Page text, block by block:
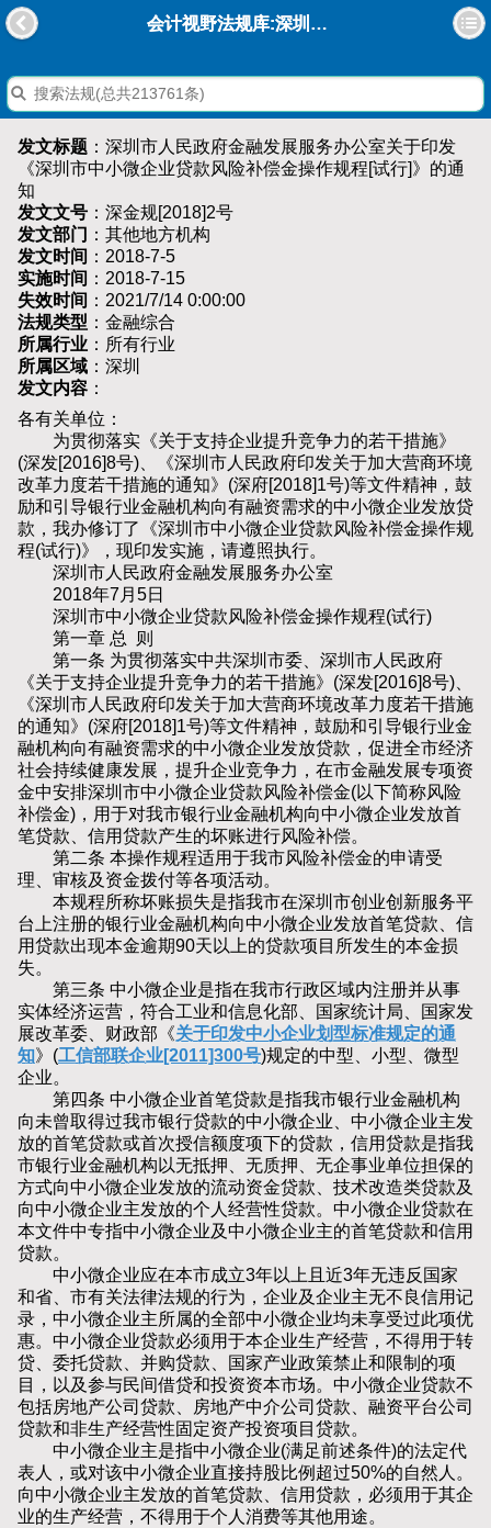
会计视野法规库:深圳市人民政府金融发展服务办公室关于印发《深圳市中小微企业贷款风险补偿金操作规程[试行]》的通知
发文标题 ：深圳市人民政府金融发展服务办公室关于印发
《深圳市中小微企业贷款风险补偿金操作规程[试行]》的通
知
发文文号 ：深金规[2018]2号
发文部门 ：其他地方机构
发文时间 ：2018-7-5
实施时间 ：2018-7-15
失效时间 ：2021/7/14 0:00:00
法规类型 ：金融综合
所属行业 ：所有行业
所属区域 ：深圳
发文内容 ：
各有关单位：
为贯彻落实《关于支持企业提升竞争力的若干措施》
(深发[2016]8号)、《深圳市人民政府印发关于加大营商环境
改革力度若干措施的通知》(深府[2018]1号)等文件精神，鼓
励和引导银行业金融机构向有融资需求的中小微企业发放贷
款，我办修订了《深圳市中小微企业贷款风险补偿金操作规
程(试行)》，现印发实施，请遵照执行。
深圳市人民政府金融发展服务办公室
2018年7月5日
深圳市中小微企业贷款风险补偿金操作规程(试行)
第一章 总 则
第一条 为贯彻落实中共深圳市委、深圳市人民政府
《关于支持企业提升竞争力的若干措施》(深发[2016]8号)、
《深圳市人民政府印发关于加大营商环境改革力度若干措施
的通知》(深府[2018]1号)等文件精神，鼓励和引导银行业金
融机构向有融资需求的中小微企业发放贷款，促进全市经济
社会持续健康发展，提升企业竞争力，在市金融发展专项资
金中安排深圳市中小微企业贷款风险补偿金(以下简称风险
补偿金)，用于对我市银行业金融机构向中小微企业发放首
笔贷款、信用贷款产生的坏账进行风险补偿。
第二条 本操作规程适用于我市风险补偿金的申请受
理、审核及资金拨付等各项活动。
本规程所称坏账损失是指我市在深圳市创业创新服务平
台上注册的银行业金融机构向中小微企业发放首笔贷款、信
用贷款出现本金逾期90天以上的贷款项目所发生的本金损
失。
第三条 中小微企业是指在我市行政区域内注册并从事
实体经济运营，符合工业和信息化部、国家统计局、国家发
展改革委、财政部《关于印发中小企业划型标准规定的通
知》(工信部联企业[2011]300号)规定的中型、小型、微型
企业。
第四条 中小微企业首笔贷款是指我市银行业金融机构
向未曾取得过我市银行贷款的中小微企业、中小微企业主发
放的首笔贷款或首次授信额度项下的贷款，信用贷款是指我
市银行业金融机构以无抵押、无质押、无企事业单位担保的
方式向中小微企业发放的流动资金贷款、技术改造类贷款及
向中小微企业主发放的个人经营性贷款。中小微企业贷款在
本文件中专指中小微企业及中小微企业主的首笔贷款和信用
贷款。
中小微企业应在本市成立3年以上且近3年无违反国家
和省、市有关法律法规的行为，企业及企业主无不良信用记
录，中小微企业主所属的全部中小微企业均未享受过此项优
惠。中小微企业贷款必须用于本企业生产经营，不得用于转
贷、委托贷款、并购贷款、国家产业政策禁止和限制的项
目，以及参与民间借贷和投资资本市场。中小微企业贷款不
包括房地产公司贷款、房地产中介公司贷款、融资平台公司
贷款和非生产经营性固定资产投资项目贷款。
中小微企业主是指中小微企业(满足前述条件)的法定代
表人，或对该中小微企业直接持股比例超过50%的自然人。
向中小微企业主发放的首笔贷款、信用贷款，必须用于其企
业的生产经营，不得用于个人消费等其他用途。